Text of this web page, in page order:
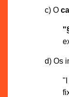
c) O
d) Os